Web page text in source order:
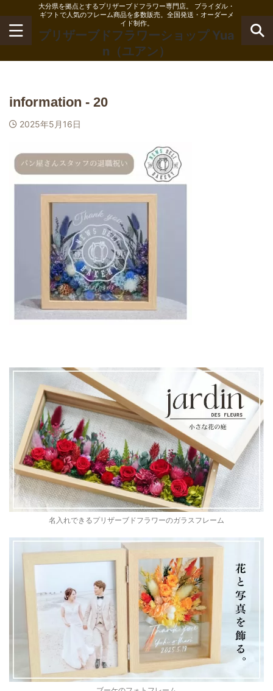
大分県を拠点とするプリザーブドフラワー専門店。 ブライダル・
ギフトで人気のフレーム商品を多数販売。全国発送・オーダーメ
イド制作。
プリザーブドフラワーショップ Yua
n（ユアン）
information - 20
2025年5月16日
名入れできるプリザーブドフラワーのガラスフレーム